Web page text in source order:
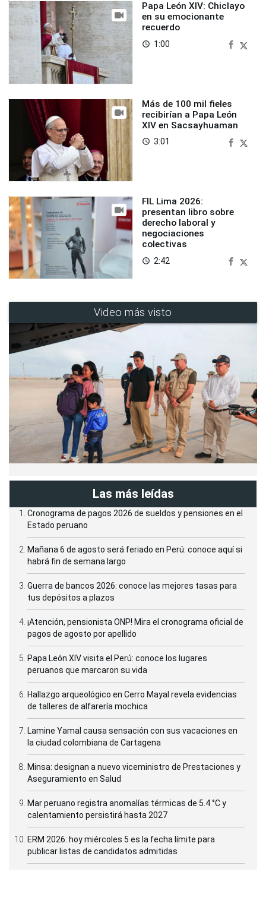
Papa León XIV: Chiclayo
en su emocionante
recuerdo
access_time 1:00
Más de 100 mil fieles
recibirían a Papa León
XIV en Sacsayhuaman
access_time 3:01
FIL Lima 2026:
presentan libro sobre
derecho laboral y
negociaciones
colectivas
access_time 2:42
Video más visto
Las más leídas
Cronograma de pagos 2026 de sueldos y pensiones en el
Estado peruano
Mañana 6 de agosto será feriado en Perú: conoce aquí si
habrá fin de semana largo
Guerra de bancos 2026: conoce las mejores tasas para
tus depósitos a plazos
¡Atención, pensionista ONP! Mira el cronograma oficial de
pagos de agosto por apellido
Papa León XIV visita el Perú: conoce los lugares
peruanos que marcaron su vida
Hallazgo arqueológico en Cerro Mayal revela evidencias
de talleres de alfarería mochica
Lamine Yamal causa sensación con sus vacaciones en
la ciudad colombiana de Cartagena
Minsa: designan a nuevo viceministro de Prestaciones y
Aseguramiento en Salud
Mar peruano registra anomalías térmicas de 5.4 °C y
calentamiento persistirá hasta 2027
ERM 2026: hoy miércoles 5 es la fecha límite para
publicar listas de candidatos admitidas